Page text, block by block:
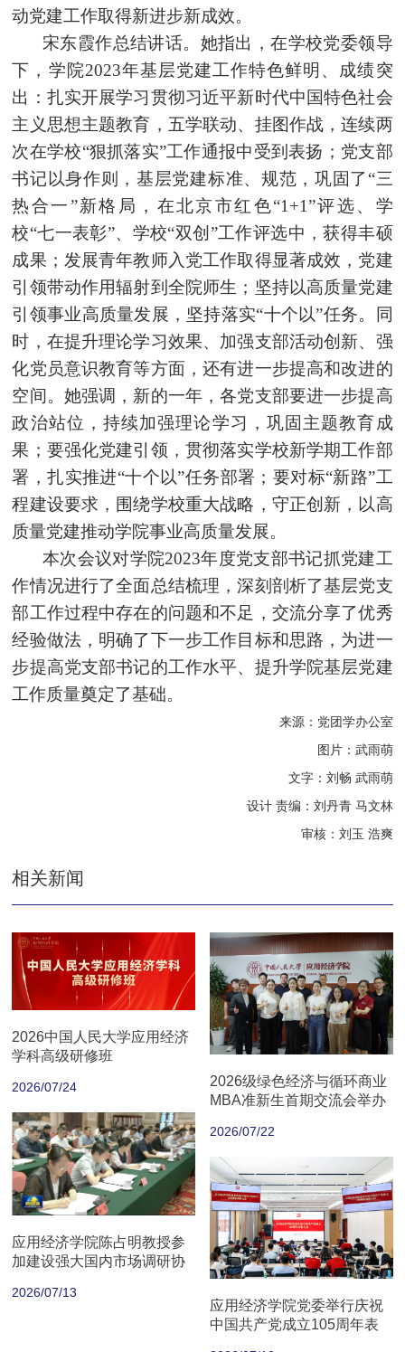
动党建工作取得新进步新成效。
宋东霞作总结讲话。她指出，在学校党委领导
下，学院2023年基层党建工作特色鲜明、成绩突
出：扎实开展学习贯彻习近平新时代中国特色社会
主义思想主题教育，五学联动、挂图作战，连续两
次在学校“狠抓落实”工作通报中受到表扬；党支部
书记以身作则，基层党建标准、规范，巩固了“三
热合一”新格局，在北京市红色“1+1”评选、学
校“七一表彰”、学校“双创”工作评选中，获得丰硕
成果；发展青年教师入党工作取得显著成效，党建
引领带动作用辐射到全院师生；坚持以高质量党建
引领事业高质量发展，坚持落实“十个以”任务。同
时，在提升理论学习效果、加强支部活动创新、强
化党员意识教育等方面，还有进一步提高和改进的
空间。她强调，新的一年，各党支部要进一步提高
政治站位，持续加强理论学习，巩固主题教育成
果；要强化党建引领，贯彻落实学校新学期工作部
署，扎实推进“十个以”任务部署；要对标“新路”工
程建设要求，围绕学校重大战略，守正创新，以高
质量党建推动学院事业高质量发展。
本次会议对学院2023年度党支部书记抓党建工
作情况进行了全面总结梳理，深刻剖析了基层党支
部工作过程中存在的问题和不足，交流分享了优秀
经验做法，明确了下一步工作目标和思路，为进一
步提高党支部书记的工作水平、提升学院基层党建
工作质量奠定了基础。
来源：党团学办公室
图片： 武雨萌
文字：刘畅 武雨萌
设计 责编：刘丹青 马文林
审核：刘玉 浩爽
相关新闻
2026中国人民大学应用经济
学科高级研修班
2026/07/24
2026级绿色经济与循环商业
MBA准新生首期交流会举办
2026/07/22
应用经济学院陈占明教授参
加建设强大国内市场调研协
2026/07/13
应用经济学院党委举行庆祝
中国共产党成立105周年表